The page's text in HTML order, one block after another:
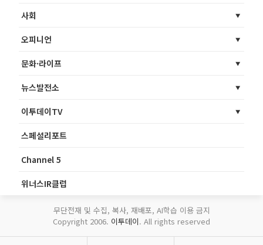
사회
오피니언
문화·라이프
뉴스발전소
이투데이TV
스페셜리포트
Channel 5
위너스IR클럽
무단전재 및 수집, 복사, 재배포, AI학습 이용 금지
Copyright 2006. 이투데이. All rights reserved